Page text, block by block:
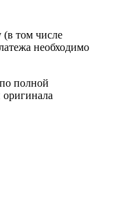
(в том числе
необходимо
полной
оригинала